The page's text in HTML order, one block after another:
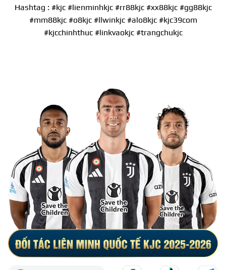
Hashtag : #kjc #lienminhkjc #rr88kjc #xx88kjc #gg88kjc
#mm88kjc #o8kjc #llwinkjc #alo8kjc #kjc39com
#kjcchinhthuc #linkvaokjc #trangchukjc